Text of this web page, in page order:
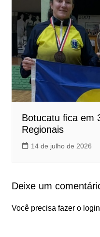
Botucatu fica em
Regionais
14 de julho de 2026
Deixe um
Você precisa fazer o login